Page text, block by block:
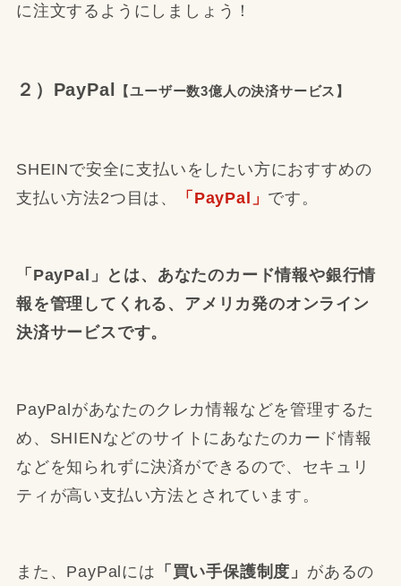
に注文するようにしましょう！
２）PayPal 【ユーザー数3億人の決済サービス】
SHEINで安全に支払いをしたい方におすすめの
支払い方法2つ目は、
「PayPal」 です。
「PayPal」とは、あなたのカード情報や銀行情
報を管理してくれる、アメリカ発のオンライン
決済サービスです。
PayPalがあなたのクレカ情報などを管理するた
め、SHIENなどのサイトにあなたのカード情報
などを知られずに決済ができるので、セキュリ
ティが高い支払い方法とされています。
また、PayPalには 「買い手保護制度」 があるの